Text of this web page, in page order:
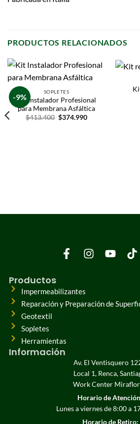
PRODUCTOS RELACIONADOS
-9%
SOPLETES
Kit Instalador Profesional
para Membrana Asfáltica
$413.400 $374.990
Información
Av. El Ventisquero
Local 1, Renca,
Work Center
Horario de
Lunes a viernes de 8:00 a
Horario de Retiro:
Productos
Impermeabilizantes
Reparación y Preparación de
Geotextil
Sopletes
Herramientas